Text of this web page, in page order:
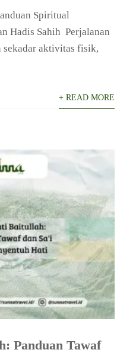
Spiritual
Hadis Sahih ​ Perjalanan
sekadar aktivitas fisik,
+ READ MORE
Panduan Tawaf